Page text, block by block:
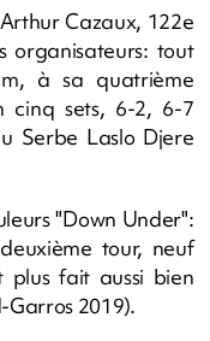
Cazaux, 122e
organisateurs: tout
à sa quatrième
cinq sets, 6-2, 6-7
Serbe Laslo Djere
"Down Under":
tour, neuf
plus fait aussi bien
Garros 2019).